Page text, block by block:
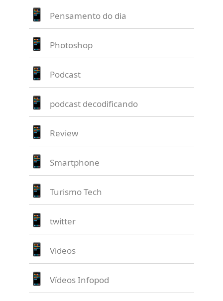
Pensamento do dia
Photoshop
Podcast
podcast decodificando
Review
Smartphone
Turismo Tech
twitter
Videos
Vídeos Infopod